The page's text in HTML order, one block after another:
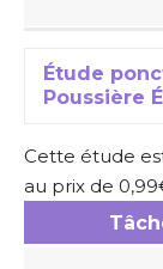
Étude
Poussière
Cette étude
au prix de